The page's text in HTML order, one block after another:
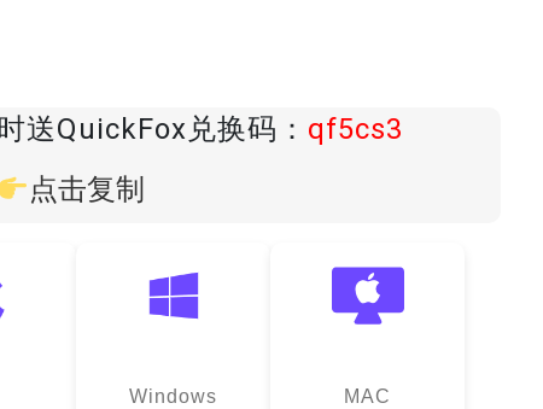
送QuickFox兑换码： qf5cs3
点击复制
Windows MAC